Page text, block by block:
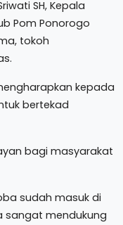
SH, Kepala
Pom Ponorogo
tokoh
kepada
bertekad
bagi masyarakat
sudah masuk di
sangat mendukung